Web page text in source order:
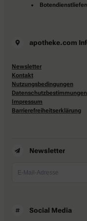
apotheke.com
Newsletter
Kontakt
Nutzungsbedingungen
Datenschutzbestimmungen
Impressum
Barrierefreiheitserklärung
Newsletter
Social Media